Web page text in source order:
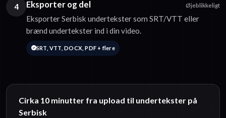
4 Eksporter og del Øjeblikkeligt
Eksporter Serbisk undertekster som SRT/VTT eller
brænd undertekster ind i din video.
SRT, VTT, DOCX, PDF + flere
Cirka 10 minutter fra upload til undertekster på
Serbisk